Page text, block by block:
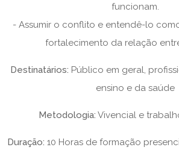
funcionam.
- Assumir o conflito e entendê-lo
fortalecimento da relação
Destinatários: Público em geral,
ensino e da saúde
Metodologia: Vivencial e
Duração: 10 Horas de formação